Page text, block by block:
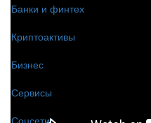
Банки и финтех
Криптоактивы
Бизнес
Сервисы
Соцсети